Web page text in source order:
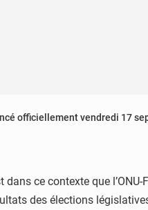
officiellement vendredi 17
ce contexte que
des élections